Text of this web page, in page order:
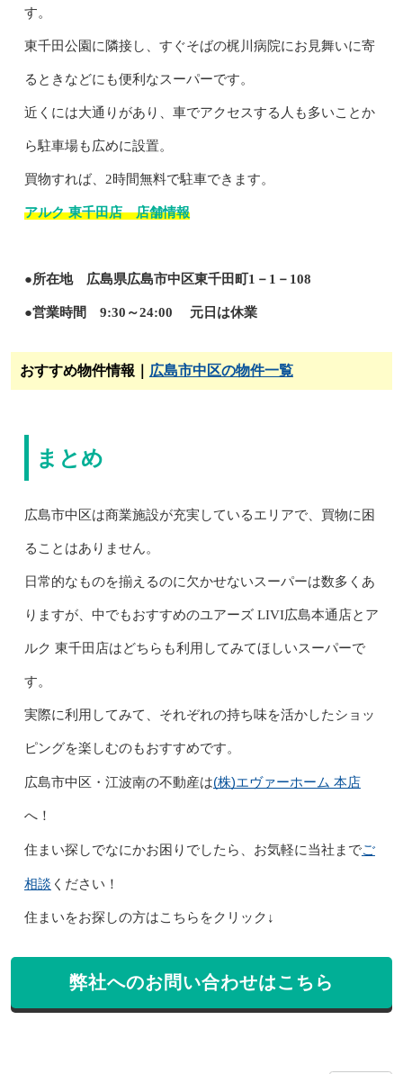
す。
東千田公園に隣接し、すぐそばの梶川病院にお見舞いに寄
るときなどにも便利なスーパーです。
近くには大通りがあり、車でアクセスする人も多いことか
ら駐車場も広めに設置。
買物すれば、2時間無料で駐車できます。
アルク 東千田店 店舗情報
●所在地 広島県広島市中区東千田町1－1－108
●営業時間 9:30～24:00 元日は休業
おすすめ物件情報｜ 広島市中区の物件一覧
まとめ
広島市中区は商業施設が充実しているエリアで、買物に困
ることはありません。
日常的なものを揃えるのに欠かせないスーパーは数多くあ
りますが、中でもおすすめのユアーズ LIVI広島本通店とア
ルク 東千田店はどちらも利用してみてほしいスーパーで
す。
実際に利用してみて、それぞれの持ち味を活かしたショッ
ピングを楽しむのもおすすめです。
広島市中区・江波南の不動産は(株)エヴァーホーム 本店
へ！
住まい探しでなにかお困りでしたら、お気軽に当社までご
相談 ください！
住まいをお探しの方はこちらをクリック↓
弊社へのお問い合わせはこちら